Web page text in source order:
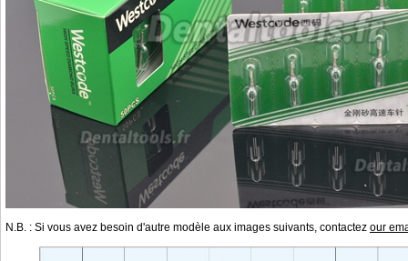
N.B. : Si vous avez besoin d'autre modèle aux images suivants, contactez our